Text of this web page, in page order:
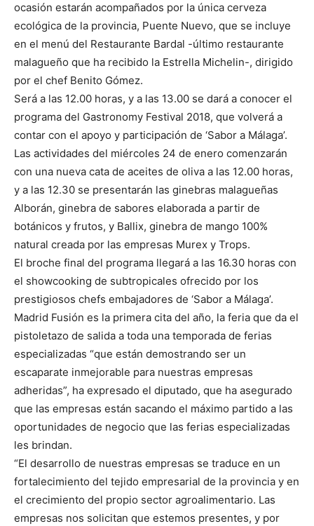
ocasión estarán acompañados por la única cerveza
ecológica de la provincia, Puente Nuevo, que se incluye
en el menú del Restaurante Bardal -último restaurante
malagueño que ha recibido la Estrella Michelin-, dirigido
por el chef Benito Gómez.
Será a las 12.00 horas, y a las 13.00 se dará a conocer el
programa del Gastronomy Festival 2018, que volverá a
contar con el apoyo y participación de ‘Sabor a Málaga’.
Las actividades del miércoles 24 de enero comenzarán
con una nueva cata de aceites de oliva a las 12.00 horas,
y a las 12.30 se presentarán las ginebras malagueñas
Alborán, ginebra de sabores elaborada a partir de
botánicos y frutos, y Ballix, ginebra de mango 100%
natural creada por las empresas Murex y Trops.
El broche final del programa llegará a las 16.30 horas con
el showcooking de subtropicales ofrecido por los
prestigiosos chefs embajadores de ‘Sabor a Málaga’.
Madrid Fusión es la primera cita del año, la feria que da el
pistoletazo de salida a toda una temporada de ferias
especializadas “que están demostrando ser un
escaparate inmejorable para nuestras empresas
adheridas”, ha expresado el diputado, que ha asegurado
que las empresas están sacando el máximo partido a las
oportunidades de negocio que las ferias especializadas
les brindan.
“El desarrollo de nuestras empresas se traduce en un
fortalecimiento del tejido empresarial de la provincia y en
el crecimiento del propio sector agroalimentario. Las
empresas nos solicitan que estemos presentes, y por